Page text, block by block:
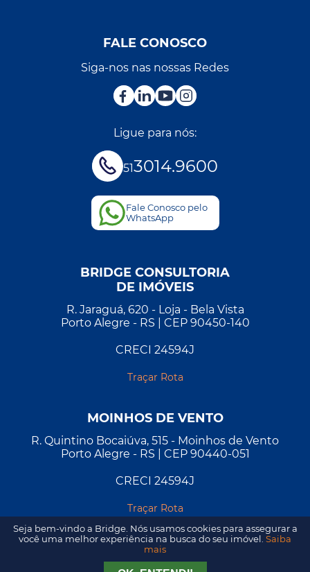
FALE CONOSCO
Siga-nos nas nossas Redes
Ligue para nós:
513014.9600
Fale Conosco pelo
WhatsApp
BRIDGE CONSULTORIA
DE IMÓVEIS
R. Jaraguá, 620 - Loja - Bela Vista
Porto Alegre - RS | CEP 90450-140
CRECI 24594J
Traçar Rota
MOINHOS DE VENTO
R. Quintino Bocaiúva, 515 - Moinhos de Vento
Porto Alegre - RS | CEP 90440-051
CRECI 24594J
Traçar Rota
Seja bem-vindo a Bridge. Nós usamos cookies para assegurar a
você uma melhor experiência na busca do seu imóvel. Saiba
mais